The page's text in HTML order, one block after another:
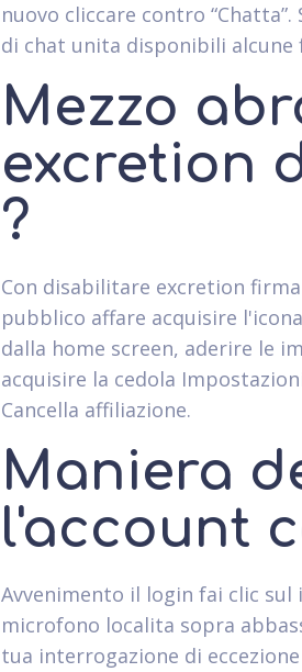
nuovo cliccare contro
di chat unita disponibili
Mezzo
excretion
?
Con disabilitare excretion
pubblico affare acquisire
dalla home screen, aderire le
acquisire la cedola
Cancella affiliazione.
Maniera
l'account
Avvenimento il login fai clic
microfono localita sopra
tua interrogazione di